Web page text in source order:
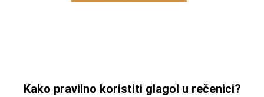
Kako pravilno koristiti glagol u rečenici?